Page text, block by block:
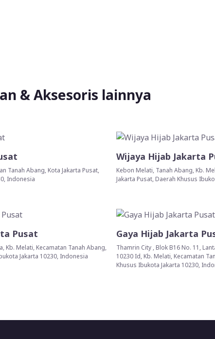
& Aksesoris lainnya
Tanah Abang, Kota Jakarta Pusat,
Indonesia
Wijaya Hijab Jakarta
Kebon Melati, Tanah Abang, Kb.
Jakarta Pusat, Daerah Khusus
Pusat
Kb. Melati, Kecamatan Tanah Abang,
Jakarta 10230, Indonesia
Gaya Hijab Jakarta
Thamrin City , Blok B16 No. 11,
10230 Id, Kb. Melati, Kecamatan
Khusus Ibukota Jakarta 10230,